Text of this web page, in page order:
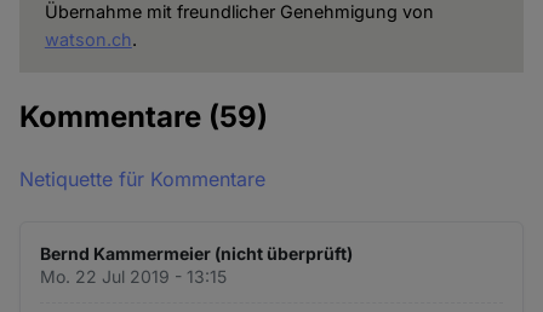
Übernahme mit freundlicher Genehmigung von
watson.ch.
Kommentare (59)
Netiquette für Kommentare
Bernd Kammermeier (nicht überprüft)
Mo. 22 Jul 2019 - 13:15